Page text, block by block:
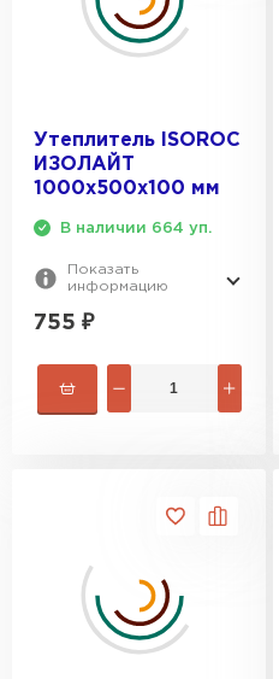
Утеплитель ISOROC
ИЗОЛАЙТ
1000х500х100 мм
В наличии 664 уп.
Показать
информацию
755 ₽
ПЕРЕЙТИ
ВСЕ